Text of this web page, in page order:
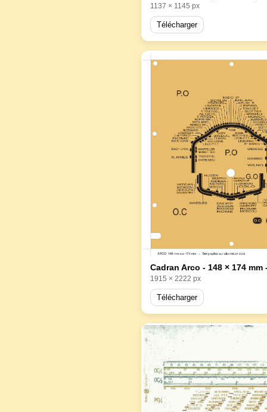
1137 × 1145 px
Télécharger
Cadran Arco - 148 × 174 mm
1915 × 2222 px
Télécharger